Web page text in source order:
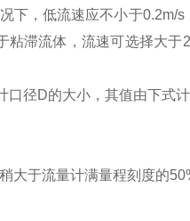
下，低流速应不小于0.2m/
滞流体，流速可选择大
径D的大小，其值由下式计
大于流量计满量程刻度的